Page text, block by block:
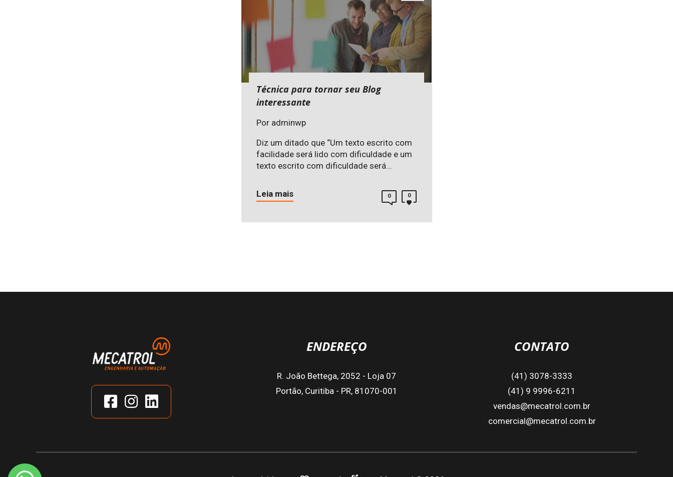
Técnica para tornar seu Blog
interessante
Por adminwp
Diz um ditado que “Um texto escrito com
facilidade será lido com dificuldade e um
texto escrito com dificuldade será…
Leia mais 0 0
ENDEREÇO
R. João Bettega, 2052 - Loja 07
Portão, Curitiba - PR, 81070-001
CONTATO
(41) 3078-3333
(41) 9 9996-6211
vendas@mecatrol.com.br
comercial@mecatrol.com.br